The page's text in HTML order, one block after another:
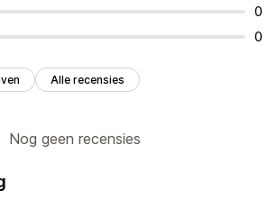
0
0
Alle recensies
Nog geen recensies